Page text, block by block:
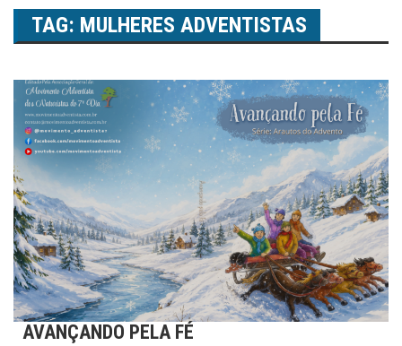
TAG: MULHERES ADVENTISTAS
AVANÇANDO PELA FÉ